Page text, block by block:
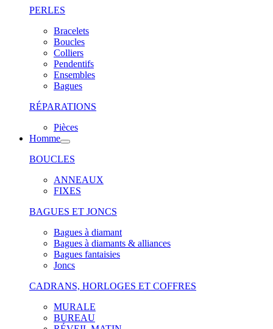
PERLES
Bracelets
Boucles
Colliers
Pendentifs
Ensembles
Bagues
RÉPARATIONS
Pièces
Homme
BOUCLES
ANNEAUX
FIXES
BAGUES ET JONCS
Bagues à diamant
Bagues à diamants & alliances
Bagues fantaisies
Joncs
CADRANS, HORLOGES ET COFFRES
MURALE
BUREAU